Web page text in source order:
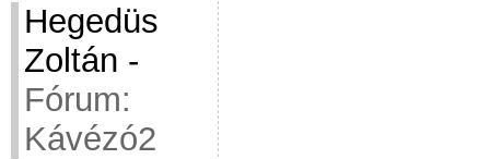
Hegedüs
Zoltán -
Fórum:
Kávézó2